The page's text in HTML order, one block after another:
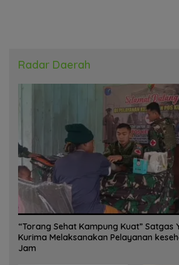
Radar Daerah
“Torang Sehat Kampung Kuat” Satgas
Kurima Melaksanakan Pelayanan
Jam